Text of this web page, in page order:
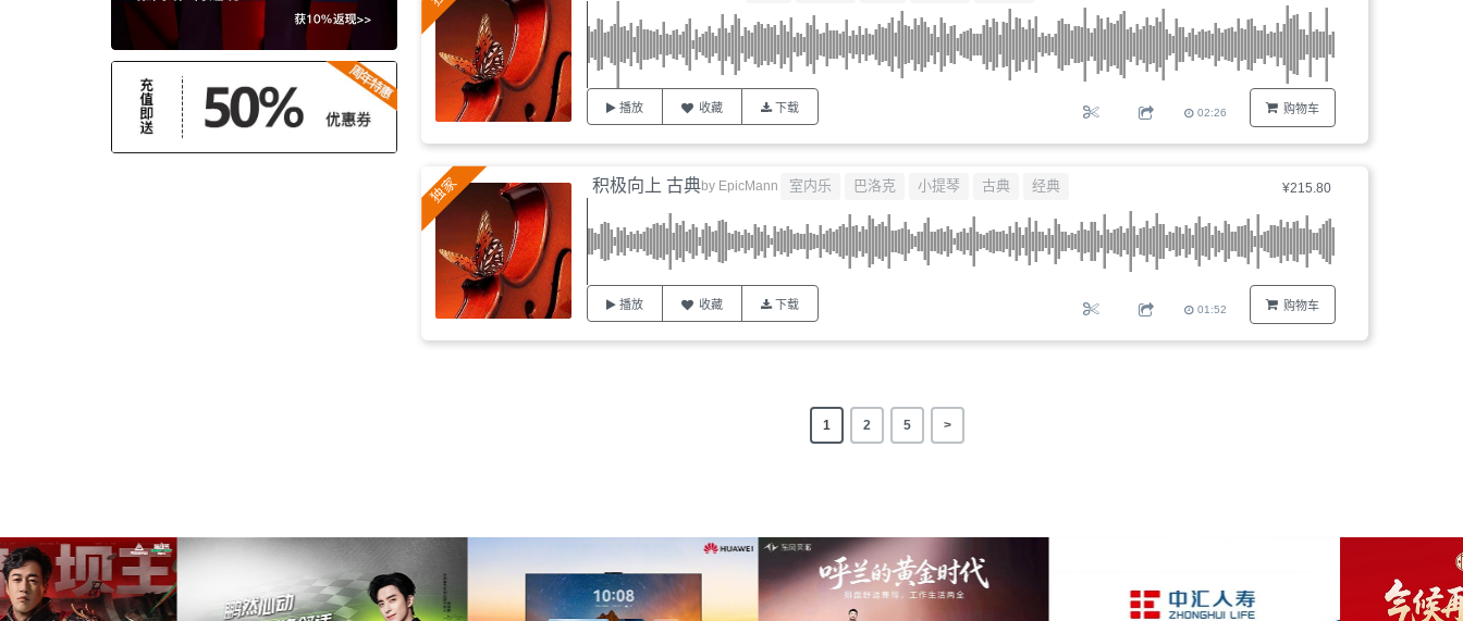
经典 (2)
梦幻 (2)
清新 (2)
轻盈 (2)
氛围
背景 (1)
购物车
播放 收藏 下载 02:26
¥215.80
购物车
积极向上 古典by EpicMann 室内乐 巴洛克 小提琴 古典 经典
播放 收藏 下载 01:52
1 2 5 >